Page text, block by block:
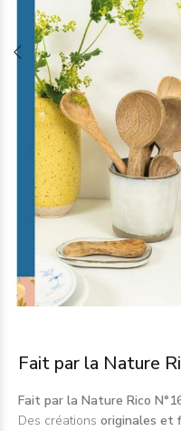
Fait par la Nature
Fait par la Nature Rico
Des créations originales et